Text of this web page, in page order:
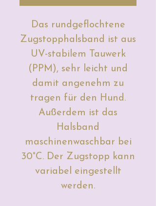
Das rundgeflochtene
Zugstopphalsband ist aus
UV-stabilem Tauwerk
(PPM), sehr leicht und
damit angenehm zu
tragen für den Hund.
Außerdem ist das
Halsband
maschinenwaschbar bei
30°C. Der Zugstopp kann
variabel eingestellt
werden.